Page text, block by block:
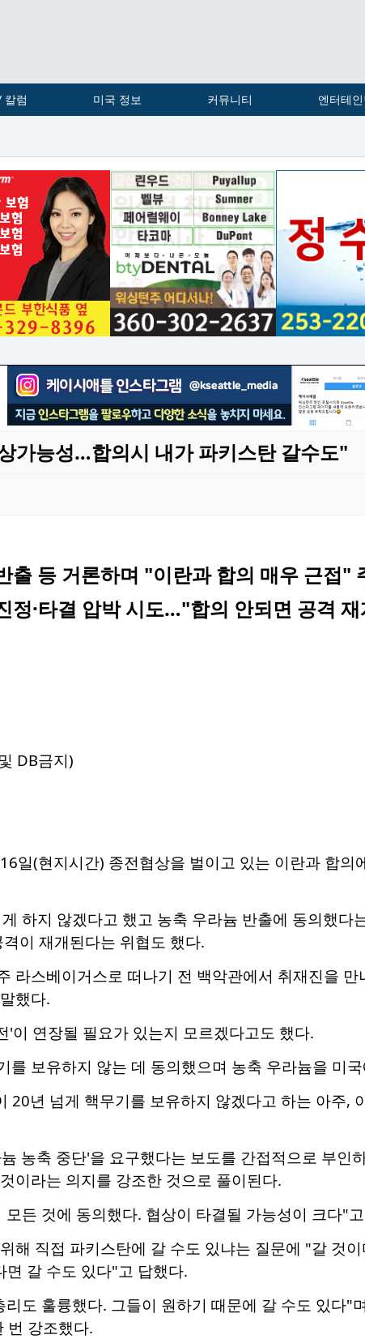
칼럼 미국 정보 커뮤니티 엔터테
가능성…합의시 내가 파키스탄 갈수도"
출 등 거론하며 "이란과 합의 매우 근접"
정·타결 압박 시도…"합의 안되면 공격
DB금지)
일(현지시간) 종전협상을 벌이고 있는 이란과 합의
하지 않겠다고 했고 농축 우라늄 반출에 동의했다
이 재개된다는 위협도 했다.
라스베이거스로 떠나기 전 백악관에서 취재진을
했다.
'이 연장될 필요가 있는지 모르겠다고도 했다.
를 보유하지 않는 데 동의했으며 농축 우라늄을 미
20년 넘게 핵무기를 보유하지 않겠다고 하는 아주,
농축 중단'을 요구했다는 보도를 간접적으로 부인
이라는 의지를 강조한 것으로 풀이된다.
든 것에 동의했다. 협상이 타결될 가능성이 크다"
해 직접 파키스탄에 갈 수도 있냐는 질문에 "갈 것
갈 수도 있다"고 답했다.
도 훌륭했다. 그들이 원하기 때문에 갈 수도 있다"
번 강조했다.